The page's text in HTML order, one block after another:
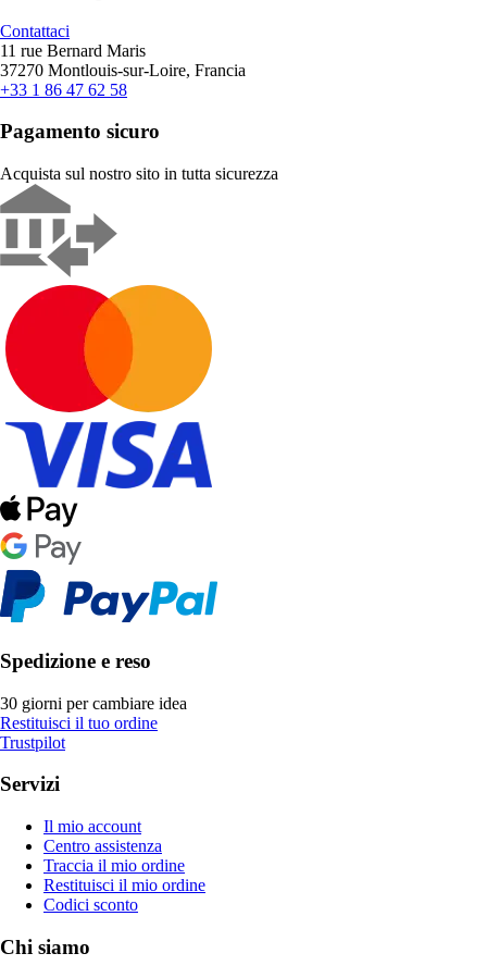
Contattaci
11 rue Bernard Maris
37270 Montlouis-sur-Loire, Francia
+33 1 86 47 62 58
Pagamento sicuro
Acquista sul nostro sito in tutta sicurezza
Spedizione e reso
30 giorni per cambiare idea
Restituisci il tuo ordine
Trustpilot
Servizi
Il mio account
Centro assistenza
Traccia il mio ordine
Restituisci il mio ordine
Codici sconto
Chi siamo